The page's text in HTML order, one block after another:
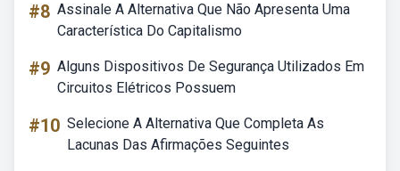
#8 Assinale A Alternativa Que Não Apresenta Uma
Característica Do Capitalismo
#9 Alguns Dispositivos De Segurança Utilizados Em
Circuitos Elétricos Possuem
#10 Selecione A Alternativa Que Completa As
Lacunas Das Afirmações Seguintes